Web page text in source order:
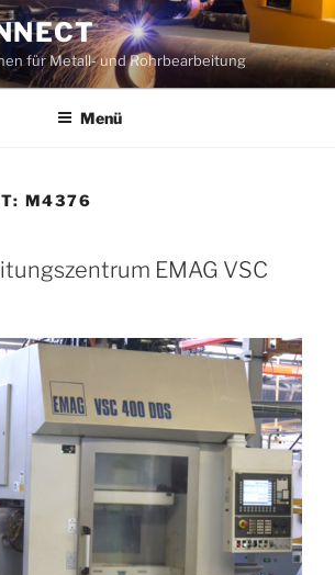
für Metall- und Rohrbearbeitung
Menü
M4376
EMAG VSC